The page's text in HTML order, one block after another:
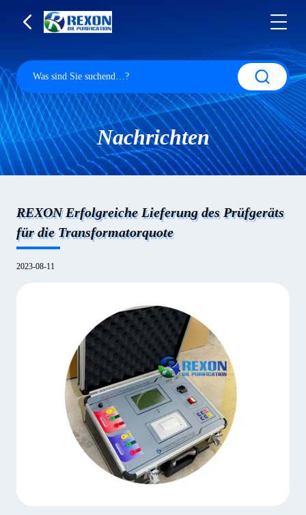
Nachrichten
REXON Erfolgreiche Lieferung des Prüfgeräts
für die Transformatorquote
2023-08-11